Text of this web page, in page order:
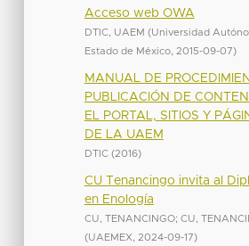
Acceso web OWA
DTIC, UAEM (Universidad
Estado de México, 2015-09-07)
MANUAL DE
PUBLICACIÓN DE
EL PORTAL, SITIOS Y
DE LA UAEM
DTIC (2016)
CU Tenancingo invita al
en Enología
CU, TENANCINGO; CU,
(UAEMEX 2024-09-17)